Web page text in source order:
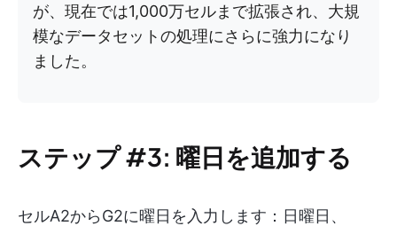
が、現在では1,000万セルまで拡張され、大規
模なデータセットの処理にさらに強力になり
ました。
ステップ #3: 曜日を追加する
セルA2からG2に曜日を入力します：日曜日、